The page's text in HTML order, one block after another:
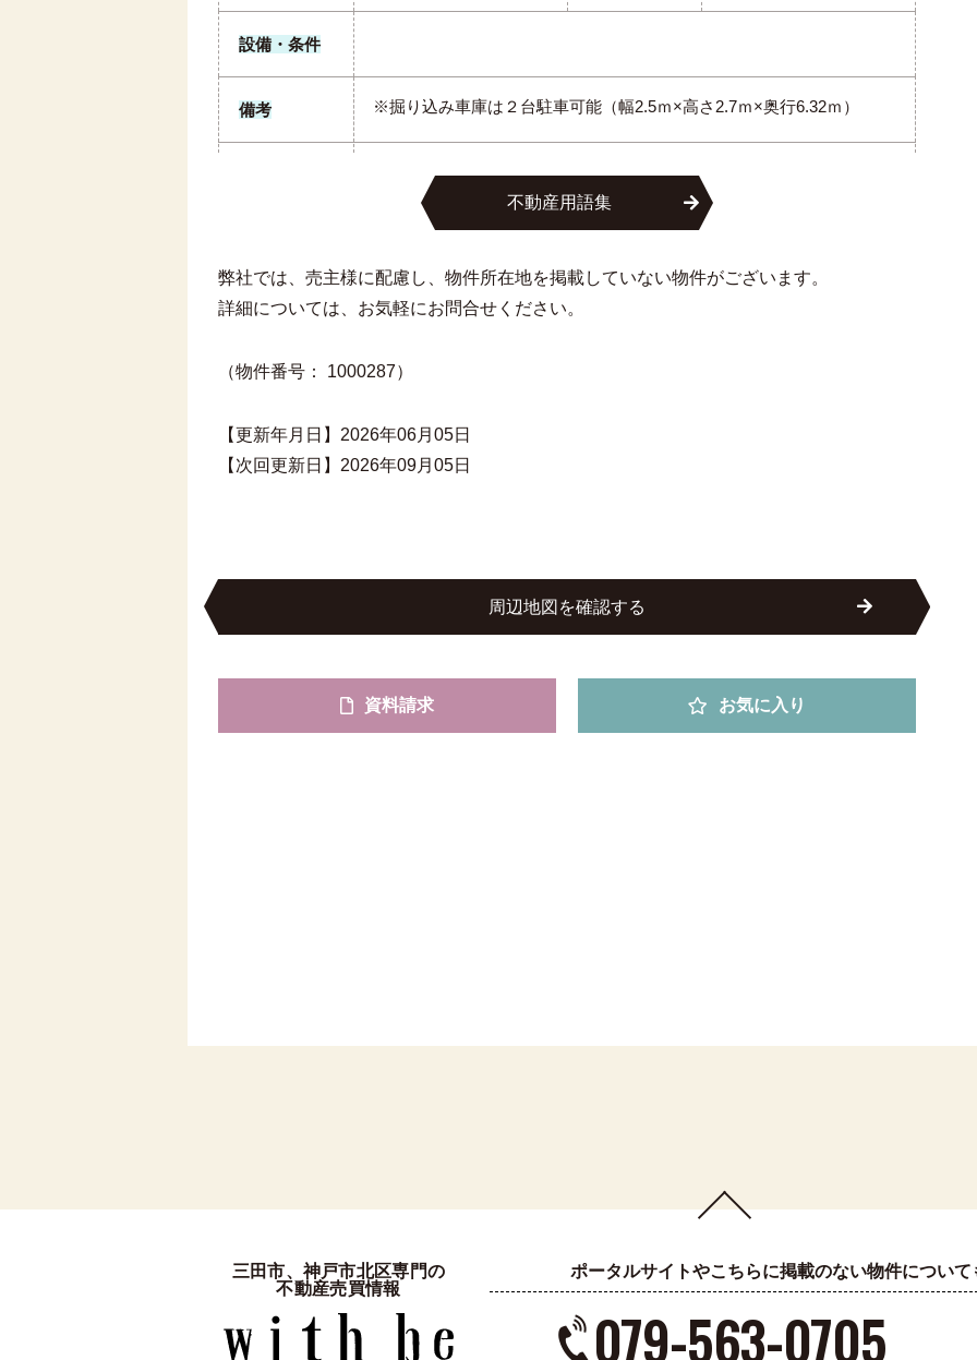
設備・条件
備考 ※掘り込み車庫は２台駐車可能（幅2.5ｍ×高さ2.7ｍ×奥行6.32ｍ）
不動産用語集
弊社では、売主様に配慮し、物件所在地を掲載していない物件がございます。
詳細については、お気軽にお問合せください。
（物件番号： 1000287）
【更新年月日】2026年06月05日
【次回更新日】2026年09月05日
周辺地図を確認する
資料請求 お気に入り
三田市、神戸市北区専門の
不動産売買情報
ポータルサイトやこちらに掲載のない物件につい
079-563-0705